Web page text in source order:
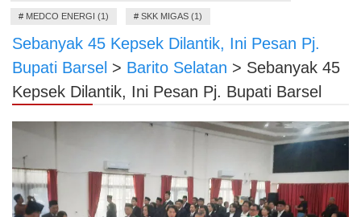
# MEDCO ENERGI (1) # SKK MIGAS (1)
Sebanyak 45 Kepsek Dilantik, Ini Pesan Pj.
Bupati Barsel > Barito Selatan > Sebanyak 45
Kepsek Dilantik, Ini Pesan Pj. Bupati Barsel